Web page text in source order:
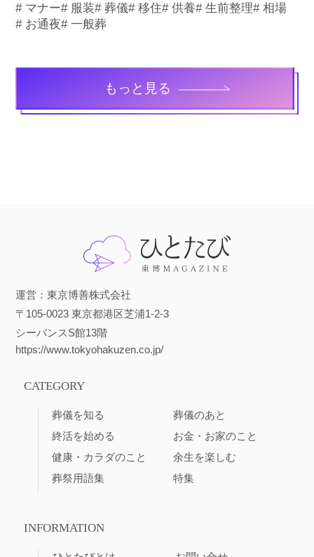
# マナー# 服装# 葬儀# 移住# 供養# 生前整理# 相場
# お通夜# 一般葬
もっと見る
運営：東京博善株式会社
〒105-0023 東京都港区芝浦1-2-3
シーバンスS館13階
https://www.tokyohakuzen.co.jp/
CATEGORY
葬儀を知る
葬儀のあと
終活を始める
お金・お家のこと
健康・カラダのこと
余生を楽しむ
葬祭用語集
特集
INFORMATION